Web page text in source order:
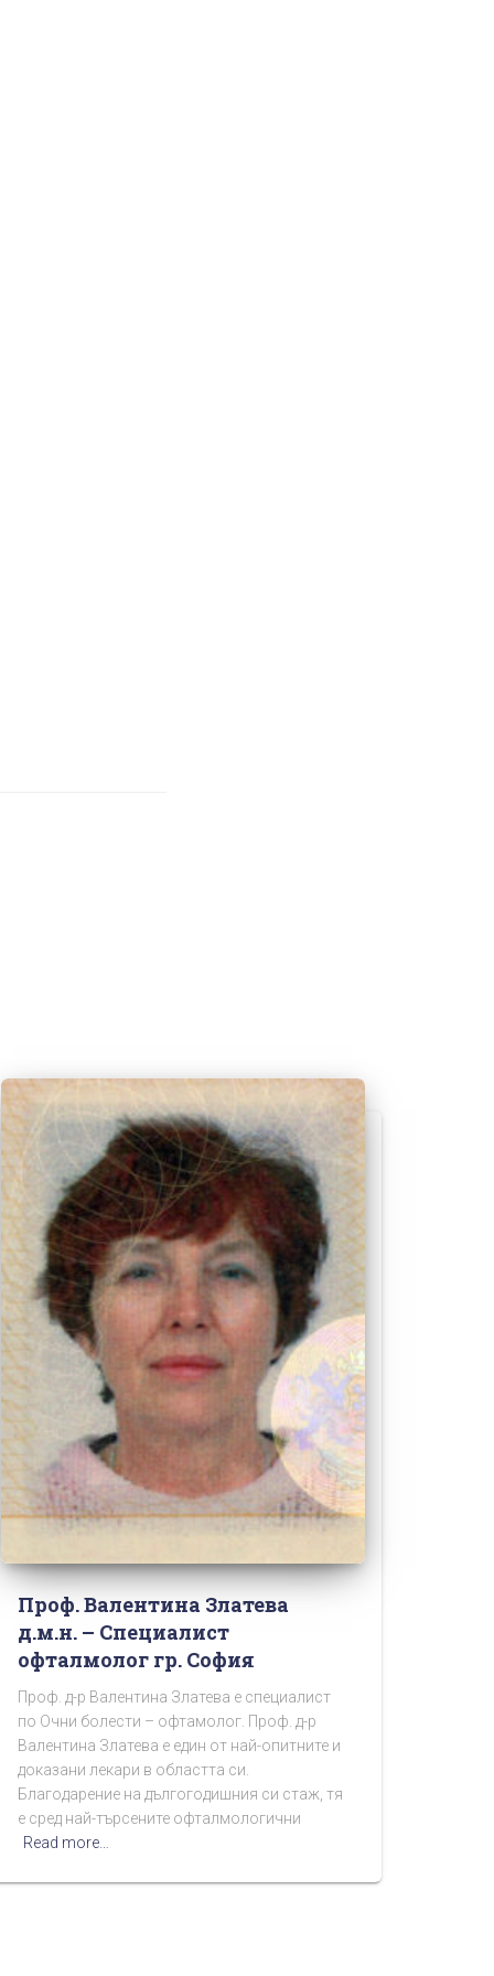
Проф. Валентина Златева
д.м.н. – Специалист
офталмолог гр. София
Проф. д-р Валентина Златева е специалист
по Очни болести – офтамолог. Проф. д-р
Валентина Златева е един от най-опитните и
доказани лекари в областта си.
Благодарение на дългогодишния си стаж, тя
е сред най-търсените офталмологични
Read more…